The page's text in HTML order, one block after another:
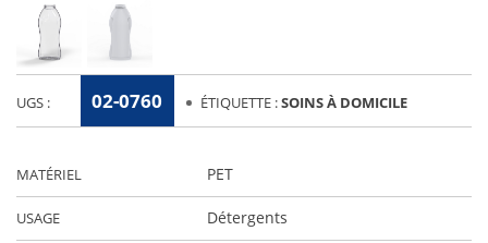
MATÉRIEL PET
USAGE Détergents
UGS : 02-0760 ÉTIQUETTE :SOINS À DOMICILE